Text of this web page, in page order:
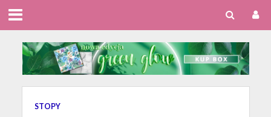
STOPY